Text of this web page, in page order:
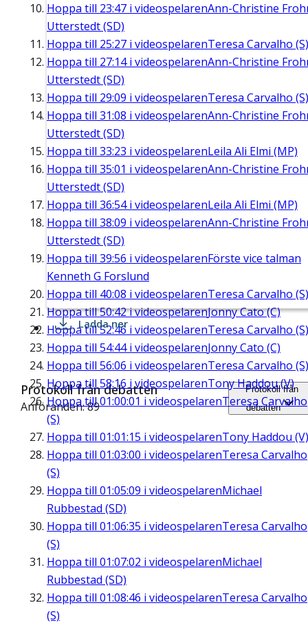
Hoppa till 23:47 i videospelarenAnn-Christine
Utterstedt (SD)
Hoppa till 25:27 i videospelarenTeresa Carvalho (S)
Hoppa till 27:14i videospelarenAnn-Christine
Utterstedt (SD)
Hoppa till 29:09 i videospelarenTeresa Carvalho (S)
Hoppa till 31:08 i videospelarenAnn-Christine
Utterstedt (SD)
Hoppa till 33:23 i videospelarenLeila Ali Elmi (MP)
Hoppa till 35:01 i videospelarenAnn-Christine
Utterstedt (SD)
Hoppa till 36:54i videospelarenLeila Ali Elmi (MP)
Hoppa till 38:09 i videospelarenAnn-Christine
Utterstedt (SD)
Hoppa till 39:56 i videospelarenFörste vice talman
Kenneth G Forslund
Hoppa till 40:08 i videospelarenTeresa Carvalho (S)
Hoppa till50:42i videospelarenJonny Cato (C)
Hoppa till52:46 i videospelarenTeresa Carvalho (S)
Hoppa till 54:44i videospelarenJonny Cato (C)
Hoppa till 56:06 i videospelarenTeresa Carvalho (S)
Hoppa till 58:16 i videospelarenTony Haddou (V)
Hoppa till01:00:01 i videospelarenTeresa Carvalho
(S)
Hoppa till 01:01:15 i videospelarenTony Haddou (V)
Hoppa till 01:03:00 i videospelarenTeresa Carvalho
(S)
Hoppa till 01:05:09 i videospelarenMichael
Rubbestad (SD)
Hoppa till 01:06:35 i videospelarenTeresa Carvalho
(S)
Hoppa till 01:07:02 i videospelarenMichael
Rubbestad (SD)
Hoppa till 01:08:46 i videospelarenTeresa Carvalho
(S)
Ladda ner
Protokoll från debatten
Anföranden: 89
Protokoll från
debatten